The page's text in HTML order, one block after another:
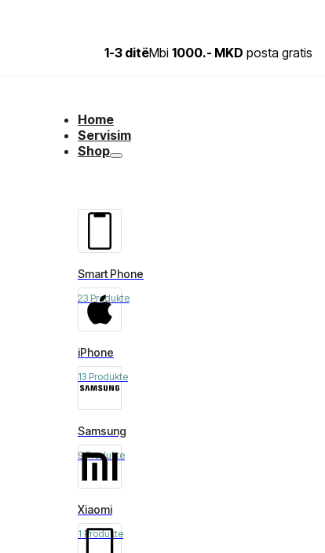
1-3 ditëMbi 1000.- MKD posta gratis
Home
Servisim
Shop
Smart Phone
23 Produkte
iPhone
13 Produkte
Samsung
9 Produkte
Xiaomi
1 Produkte